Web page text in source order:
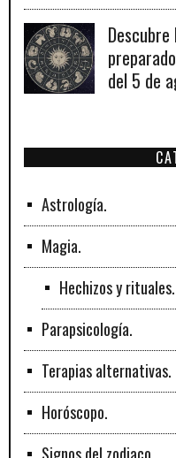
2026
del 5 de
Astrología.
Magia.
Hechizos y rituales.
Parapsicología.
Terapias alternativas.
Horóscopo.